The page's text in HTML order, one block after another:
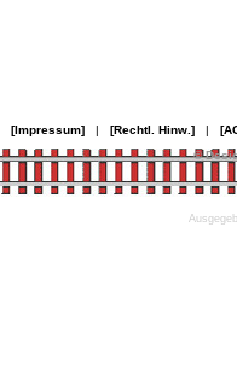
[Impressum]| [Rechtl. Hinw.]|
©